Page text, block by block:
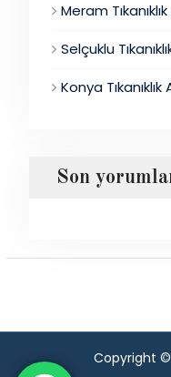
Meram
Selçuklu
Konya
Son
Copyright ©